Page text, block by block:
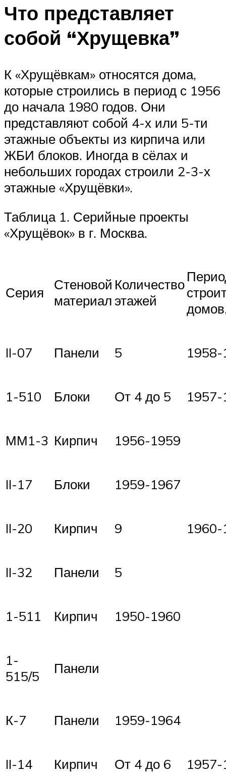
Что представляет
собой “Хрущевка”
К «Хрущёвкам» относятся дома,
которые строились в период с 1956
до начала 1980 годов. Они
представляют собой 4-х или 5-ти
этажные объекты из кирпича или
ЖБИ блоков. Иногда в сёлах и
небольших городах строили 2-3-х
этажные «Хрущёвки».
Таблица 1. Серийные проекты
«Хрущёвок» в г. Москва.
Серия
Стеновой
материал
Количество
этажей
II-07 Панели 5
1-510 Блоки От 4 до 5
ММ1-3 Кирпич 1956-1959
II-17 Блоки 1959-1967
II-20 Кирпич 9
II-32 Панели 5
1-511 Кирпич 1950-1960
1-
515/5
Панели
К-7 Панели 1959-1964
II-14 Кирпич От 4 до 6